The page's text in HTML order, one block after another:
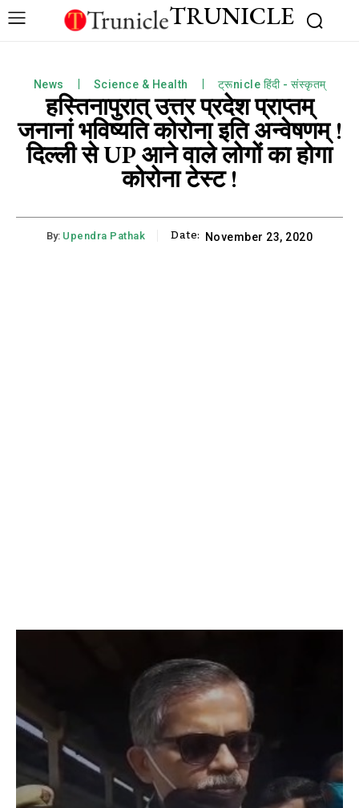
TRUNICLE
News Science & Health ट्रूnicle हिंदी - संस्कृतम्
हस्तिनापुरात् उत्तर प्रदेश प्राप्तम्
जनानां भविष्यति कोरोना इति अन्वेषणम् !
दिल्ली से UP आने वाले लोगों का होगा
कोरोना टेस्ट !
By: Upendra Pathak Date: November 23, 2020